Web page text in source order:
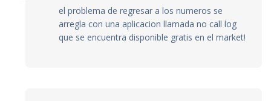
el problema de regresar a los numeros se
arregla con una aplicacion llamada no call log
que se encuentra disponible gratis en el market!